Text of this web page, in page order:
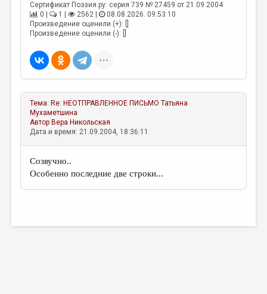
ОТ РЕДАКЦИИ
МАЛАЯ ПРОЗА
ЭССЕИСТИКА
ЛИТЕРАТУРОВЕДЕНИЕ
КУЛЬТУРОВЕДЕНИЕ
ПУБЛИЦИСТИКА
РЕЦЕНЗИРОВАНИЕ
ЦИКЛЫ ПУБЛИКАЦИЙ
ТРЕДИАКОВСКИЙ
Сертификат Поэзия.ру: серия 739 № 27459 от 21.09.2004
0 |
1 | 2562 |
08.08.2026. 09:53:10
Произведение оценили (+): []
Произведение оценили (-): []
Тема: Re: НЕОТПРАВЛЕННОЕ ПИСЬМО Татьяна
Мухаметшина
Автор Вера Никольская
Дата и время: 21.09.2004, 18:36:11
Созвучно..
Особенно последние две строки...